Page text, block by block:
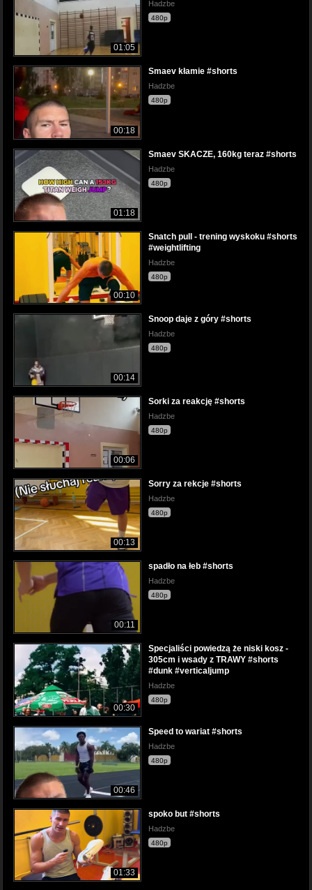
01:05
Hadzbe
480p
00:18
Smaev kłamie #shorts
Hadzbe
480p
01:18
Smaev SKACZE, 160kg teraz #shorts
Hadzbe
480p
00:10
Snatch pull - trening wyskoku #shorts
#weightlifting
Hadzbe
480p
00:14
Snoop daje z góry #shorts
Hadzbe
480p
00:06
Sorki za reakcję #shorts
Hadzbe
480p
00:13
Sorry za rekcje #shorts
Hadzbe
480p
00:11
spadło na łeb #shorts
Hadzbe
480p
00:30
Specjaliści powiedzą że niski kosz -
305cm i wsady z TRAWY #shorts
#dunk #verticaljump
Hadzbe
480p
00:46
Speed to wariat #shorts
Hadzbe
480p
01:33
spoko but #shorts
Hadzbe
480p